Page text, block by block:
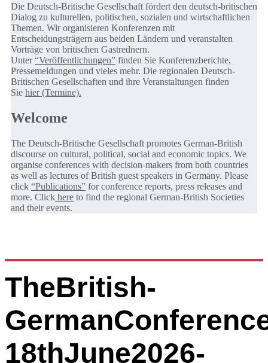
Die Deutsch-Britische Gesellschaft fördert den deutsch-britischen
Dialog zu kulturellen, politischen, sozialen und wirtschaftlichen
Themen. Wir organisieren Konferenzen mit
Entscheidungsträgern aus beiden Ländern und veranstalten
Vorträge von britischen Gastrednern.
Unter“Veröffentlichungen” finden Sie Konferenzberichte,
Pressemeldungen und vieles mehr. Die regionalen Deutsch-
Britischen Gesellschaften und ihre Veranstaltungen finden
Sie hier (Termine).
Welcome
The Deutsch-Britische Gesellschaft promotes German-British
discourse on cultural, political, social and economic topics. We
organise conferences with decision-makers from both countries
as well as lectures of British guest speakers in Germany. Please
click “Publications” for conference reports, press releases and
more. Click here to find the regional German-British Societies
and their events.
TheBritish-
18thJune2026-